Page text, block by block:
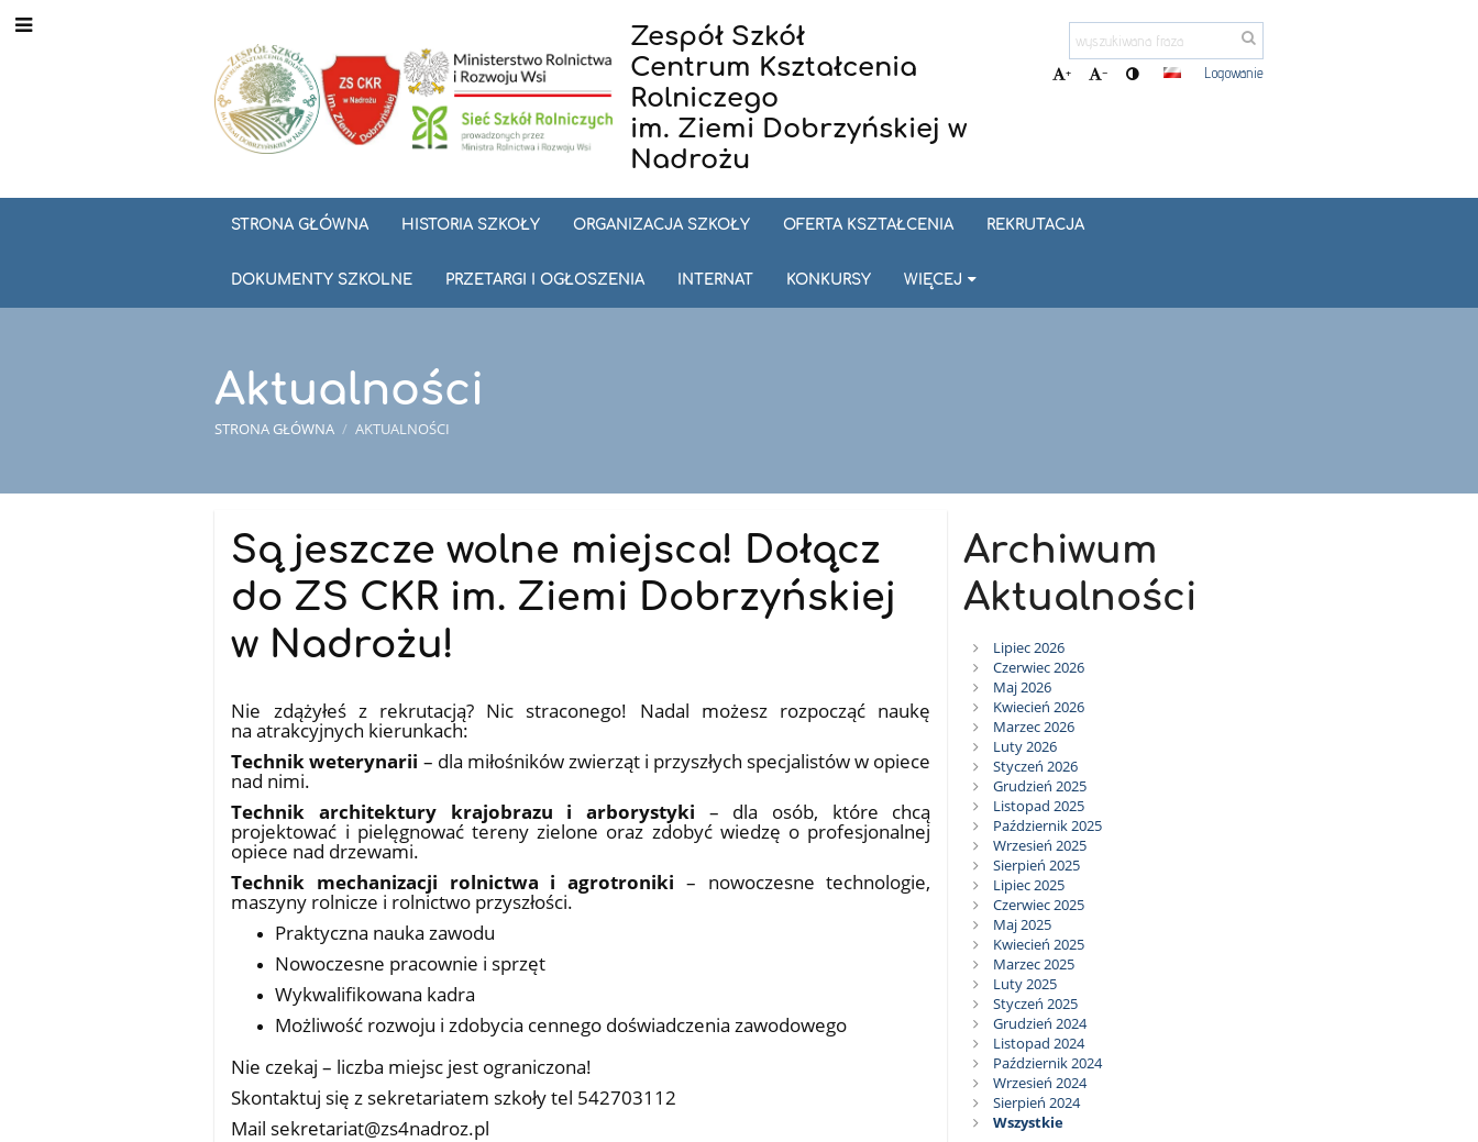
Zespół Szkół
Centrum Kształcenia
Rolniczego
im. Ziemi Dobrzyńskiej w
Nadrożu
+ - Logowanie
STRONA GŁÓWNA HISTORIA SZKOŁY ORGANIZACJA SZKOŁY OFERTA KSZTAŁCENIA REKRUTACJA
DOKUMENTY SZKOLNE PRZETARGI I OGŁOSZENIA INTERNAT KONKURSY WIĘCEJ
Aktualności
STRONA GŁÓWNA / AKTUALNOŚCI
Aktualności
Są jeszcze wolne miejsca! Dołącz
do ZS CKR im. Ziemi Dobrzyńskiej
w Nadrożu!
Nie zdążyłeś z rekrutacją? Nic straconego! Nadal możesz rozpocząć naukę
na atrakcyjnych kierunkach:
Technik weterynarii – dla miłośników zwierząt i przyszłych specjalistów w opiece
nad nimi.
Technik architektury krajobrazu i arborystyki – dla osób, które chcą
projektować i pielęgnować tereny zielone oraz zdobyć wiedzę o profesjonalnej
opiece nad drzewami.
Technik mechanizacji rolnictwa i agrotroniki – nowoczesne technologie,
maszyny rolnicze i rolnictwo przyszłości.
Praktyczna nauka zawodu
Nowoczesne pracownie i sprzęt
Wykwalifikowana kadra
Możliwość rozwoju i zdobycia cennego doświadczenia zawodowego
Nie czekaj – liczba miejsc jest ograniczona!
Skontaktuj się z sekretariatem szkoły tel 542703112
Mail sekretariat@zs4nadroz.pl
Archiwum
Aktualności
Lipiec 2026
Czerwiec 2026
Maj 2026
Kwiecień 2026
Marzec 2026
Luty 2026
Styczeń 2026
Grudzień 2025
Listopad 2025
Październik 2025
Wrzesień 2025
Sierpień 2025
Lipiec 2025
Czerwiec 2025
Maj 2025
Kwiecień 2025
Marzec 2025
Luty 2025
Styczeń 2025
Grudzień 2024
Listopad 2024
Październik 2024
Wrzesień 2024
Sierpień 2024
Wszystkie